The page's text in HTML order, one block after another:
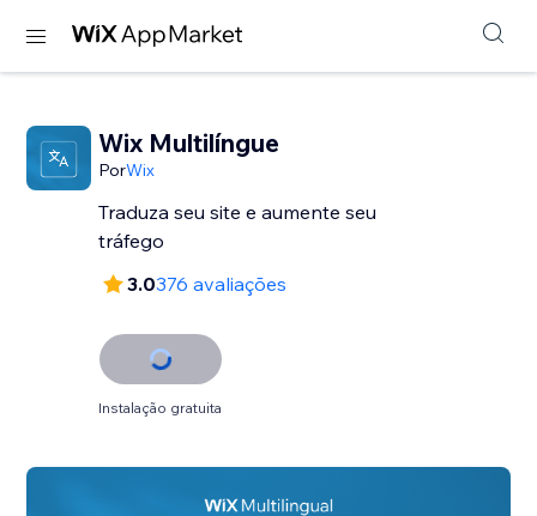
Wix Multilíngue
PorWix
Traduza seu site e aumente seu
tráfego
3.0376 avaliações
Instalação gratuita